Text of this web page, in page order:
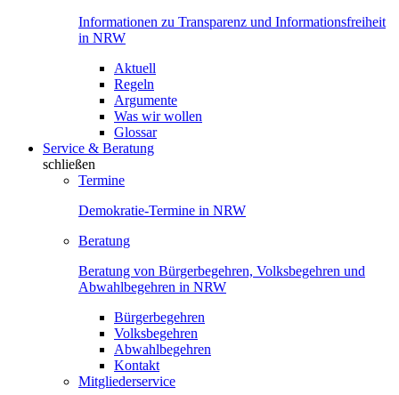
Informationen zu Transparenz und Informationsfreiheit
in NRW
Aktuell
Regeln
Argumente
Was wir wollen
Glossar
Service & Beratung
schließen
Termine
Demokratie-Termine in NRW
Beratung
Beratung von Bürgerbegehren, Volksbegehren und
Abwahlbegehren in NRW
Bürgerbegehren
Volksbegehren
Abwahlbegehren
Kontakt
Mitgliederservice